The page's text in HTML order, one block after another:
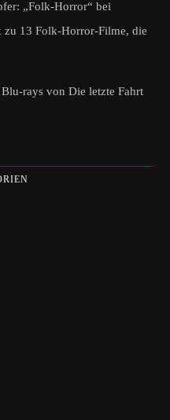
„Folk-Horror“ bei
zu 13 Folk-Horror-Filme, die
rays von Die letzte Fahrt